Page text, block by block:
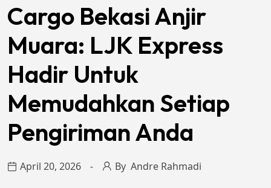
Cargo Bekasi Anjir
Muara: LJK Express
Hadir Untuk
Memudahkan Setiap
Pengiriman Anda
April 20, 2026 By Andre Rahmadi